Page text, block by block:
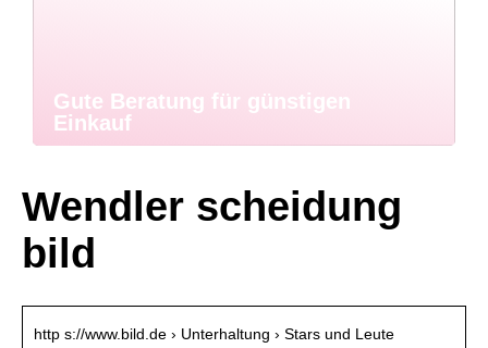
Gute Beratung für günstigen
Einkauf
Wendler scheidung
bild
http s://www.bild.de › Unterhaltung › Stars und Leute